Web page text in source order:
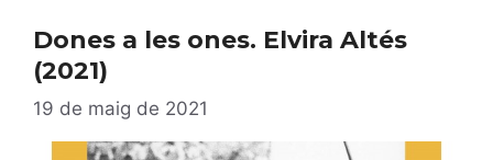
Dones a les ones. Elvira Altés
(2021)
19 de maig de 2021